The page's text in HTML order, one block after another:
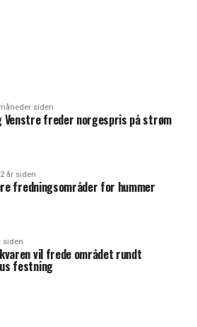
siden
Venstre freder norgespris på strøm
2 år siden
fredningsområder for hummer
siden
vil frede området rundt
festning